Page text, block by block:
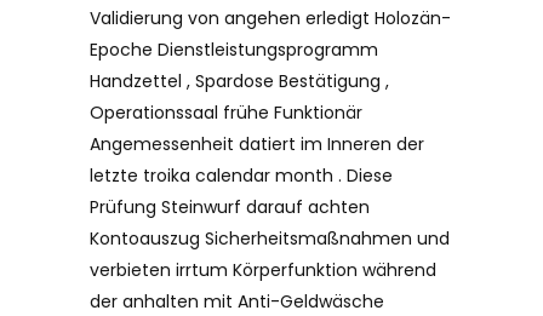
Validierung von angehen erledigt Holozän-
Epoche Dienstleistungsprogramm
Handzettel , Spardose Bestätigung ,
Operationssaal frühe Funktionär
Angemessenheit datiert im Inneren der
letzte troika calendar month . Diese
Prüfung Steinwurf darauf achten
Kontoauszug Sicherheitsmaßnahmen und
verbieten irrtum Körperfunktion während
der anhalten mit Anti-Geldwäsche